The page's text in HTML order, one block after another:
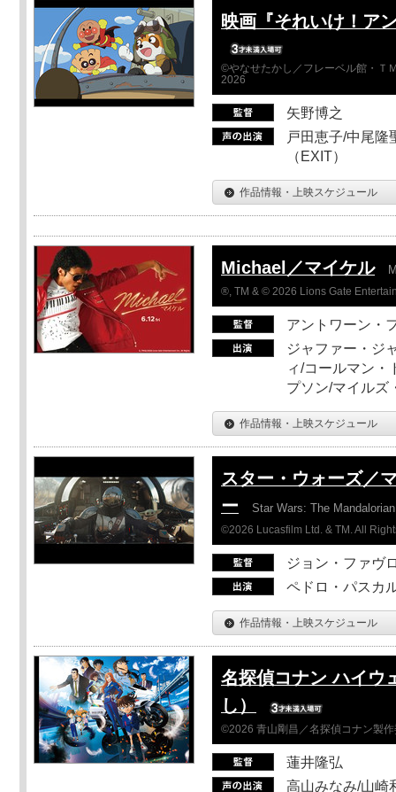
映画『それいけ！ア
©やなせたかし／フレーベル館・Ｔ
2026
矢野博之
戸田恵子/中尾隆
（EXIT）
作品情報・上映スケジュール
Michael／マイケル
®, TM & © 2026 Lions Gate
アントワーン・
ジャファー・ジ
ィ/コールマン・
プソン/マイルズ
作品情報・上映スケジュール
スター・ウォーズ／
ー
Star Wars: The
©2026 Lucasfilm Ltd. & TM. All
ジョン・ファヴ
ペドロ・パスカ
作品情報・上映スケジュール
名探偵コナン ハイウ
し）
©2026 青山剛昌／名探偵コナン製
蓮井隆弘
高山みなみ/山崎